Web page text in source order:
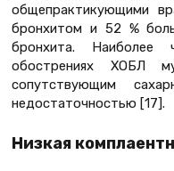
общепрактикующими
бронхитом и 52 %
бронхита. Наиболее
обострениях ХОБЛ
сопутствующим
недостаточностью [17].
Низкая